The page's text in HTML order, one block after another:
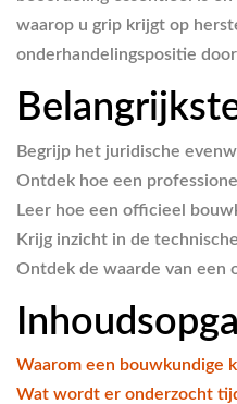
waarop u grip krijgt op
onderhandelingspositie
Begrijp het juridische
Ontdek hoe een
Leer hoe een officieel
Krijg inzicht in de
Ontdek de waarde van een
Waarom een bouwkundige
Wat wordt er onderzocht